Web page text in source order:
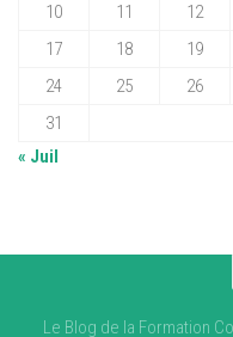
10
11 12
17
18 19
24
25 26
31
« Juil
Le Blog de la Formation